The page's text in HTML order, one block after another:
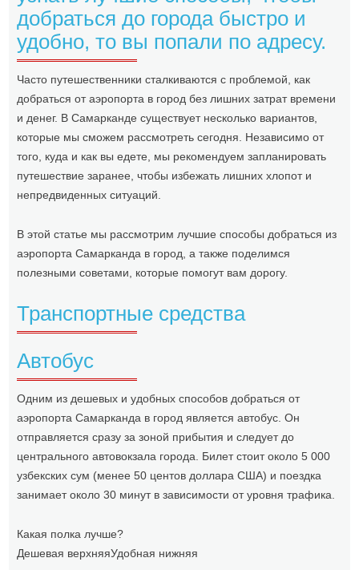
добраться до города быстро и
удобно, то вы попали по адресу.
Часто путешественники сталкиваются с проблемой, как
добраться от аэропорта в город без лишних затрат времени
и денег. В Самарканде существует несколько вариантов,
которые мы сможем рассмотреть сегодня. Независимо от
того, куда и как вы едете, мы рекомендуем запланировать
путешествие заранее, чтобы избежать лишних хлопот и
непредвиденных ситуаций.
В этой статье мы рассмотрим лучшие способы добраться из
аэропорта Самарканда в город, а также поделимся
полезными советами, которые помогут вам дорогу.
Транспортные средства
Автобус
Одним из дешевых и удобных способов добраться от
аэропорта Самарканда в город является автобус. Он
отправляется сразу за зоной прибытия и следует до
центрального автовокзала города. Билет стоит около 5 000
узбекских сум (менее 50 центов доллара США) и поездка
занимает около 30 минут в зависимости от уровня трафика.
Какая полка лучше?
Дешевая верхняяУдобная нижняя